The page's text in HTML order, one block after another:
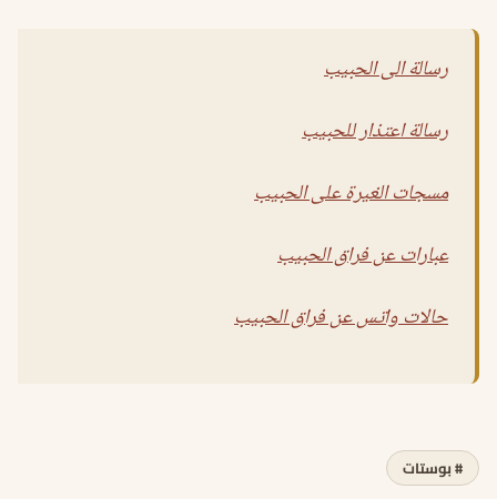
رسالة الى الحبيب
رسالة اعتذار للحبيب
مسجات الغيرة على الحبيب
عبارات عن فراق الحبيب
حالات واتس عن فراق الحبيب
# بوستات